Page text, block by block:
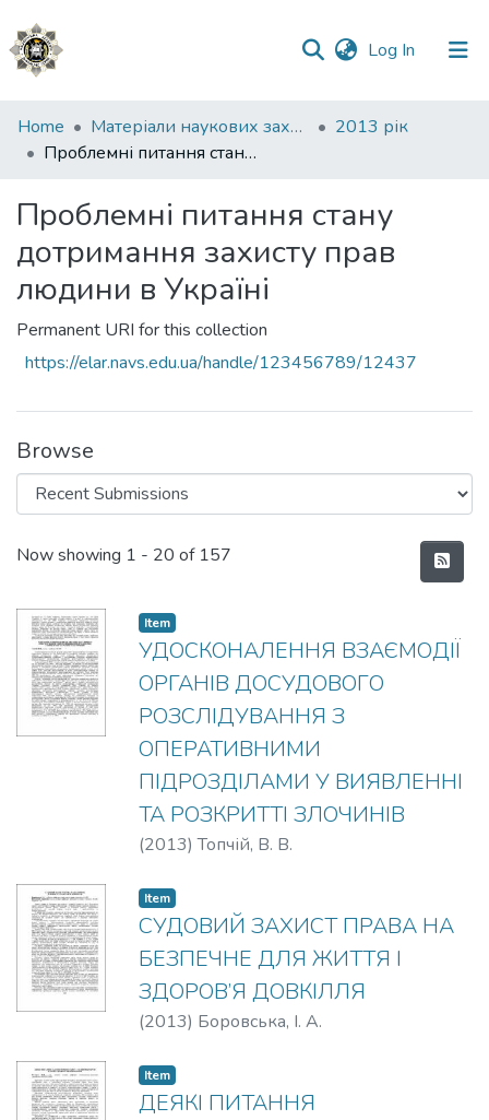
Log In (current)
Communities
&
All of DSpace
Home Матеріали наукових заходів
2013 рік
Проблемні питання стану дотримання захисту прав людини в Україні
Проблемні питання стану
дотримання захисту прав
людини в Україні
Permanent URI for this collection
https://elar.navs.edu.ua/handle/123456789/12437
Browse
Recent Submissions
Now showing 1 - 20 of 157
Item
УДОСКОНАЛЕННЯ ВЗАЄМОДІЇ
ОРГАНІВ ДОСУДОВОГО
РОЗСЛІДУВАННЯ З
ОПЕРАТИВНИМИ
ПІДРОЗДІЛАМИ У ВИЯВЛЕННІ
ТА РОЗКРИТТІ ЗЛОЧИНІВ
(2013)Топчій, В. В.
Item
СУДОВИЙ ЗАХИСТ ПРАВА НА
БЕЗПЕЧНЕ ДЛЯ ЖИТТЯ І
ЗДОРОВ’Я ДОВКІЛЛЯ
(2013) Боровська, І. А.
Item
ДЕЯКІ ПИТАННЯ